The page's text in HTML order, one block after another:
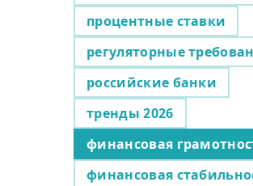
процентные ставки
регуляторные
российские банки
тренды 2026
финансовая
финансовая